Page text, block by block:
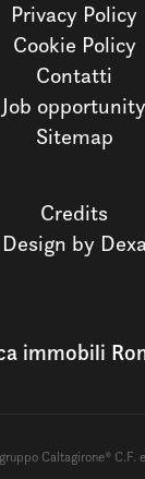
Privacy Policy
Cookie Policy
Contatti
Job opportunity
Sitemap
Credits
Design by
immobili
Caltagirone® C.F.